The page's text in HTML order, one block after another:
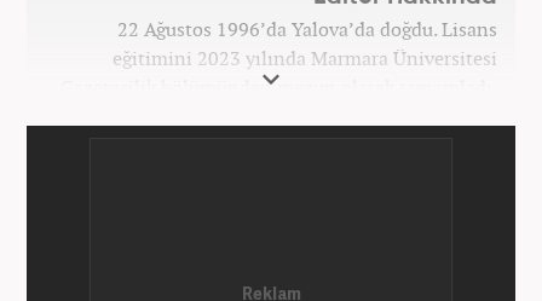
22 Ağustos 1996’da Yalova’da doğdu. Lisans
eğitimini 2023 yılında Marmara Üniversitesi
Gazetecilik bölümünden mezun olarak tamamladı.